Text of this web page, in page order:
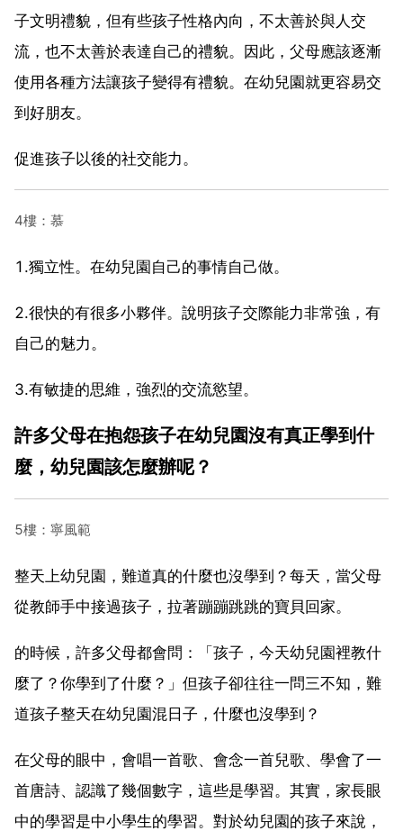
子文明禮貌，但有些孩子性格內向，不太善於與人交
流，也不太善於表達自己的禮貌。因此，父母應該逐漸
使用各種方法讓孩子變得有禮貌。在幼兒園就更容易交
到好朋友。
促進孩子以後的社交能力。
4樓：慕
1.獨立性。在幼兒園自己的事情自己做。
2.很快的有很多小夥伴。說明孩子交際能力非常強，有
自己的魅力。
3.有敏捷的思維，強烈的交流慾望。
許多父母在抱怨孩子在幼兒園沒有真正學到什
麼，幼兒園該怎麼辦呢？
5樓：寧風範
整天上幼兒園，難道真的什麼也沒學到？每天，當父母
從教師手中接過孩子，拉著蹦蹦跳跳的寶貝回家。
的時候，許多父母都會問：「孩子，今天幼兒園裡教什
麼了？你學到了什麼？」但孩子卻往往一問三不知，難
道孩子整天在幼兒園混日子，什麼也沒學到？
在父母的眼中，會唱一首歌、會念一首兒歌、學會了一
首唐詩、認識了幾個數字，這些是學習。其實，家長眼
中的學習是中小學生的學習。對於幼兒園的孩子來說，